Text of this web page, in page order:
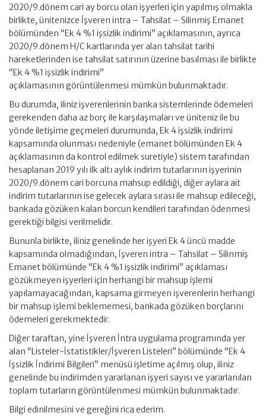
2020/9.dönem cari ay borcu olan işyerleri için yapılmış olmakla
birlikte, ünitenizce İşveren intra – Tahsilat – Silinmiş Emanet
bölümünden “Ek 4 %1 işsizlik indirimi” açıklamasının, ayrıca
2020/9.dönem H/C kartlarında yer alan tahsilat tarihi
hareketlerinden ise tahsilat satırının üzerine basılması ile birlikte
“Ek 4 %1 işsizlik indirimi”
açıklamasının görüntülenmesi mümkün bulunmaktadır.
Bu durumda, iliniz işverenlerinin banka sistemlerinde ödemeleri
gerekenden daha az borç ile karşılaşmaları ve üniteniz ile bu
yönde iletişime geçmeleri durumunda, Ek 4 işsizlik indirimi
kapsamında olunması nedeniyle (emanet bölümünden Ek 4
açıklamasının da kontrol edilmek suretiyle) sistem tarafından
hesaplanan 2019 yılı ilk altı aylık indirim tutarlarının işyerinin
2020/9.dönem cari borcuna mahsup edildiği, diğer aylara ait
indirim tutarlarının ise gelecek aylara sırası ile mahsup edileceği,
bankada gözüken kalan borcun kendileri tarafından ödenmesi
gerektiği bilgisi verilmelidir.
Bununla birlikte, iliniz genelinde her işyeri Ek 4 üncü madde
kapsamında olmadığından, İşveren intra – Tahsilat – Silinmiş
Emanet bölümünde “Ek 4 %1 işsizlik indirimi” açıklaması
gözükmeyen işyerleri için herhangi bir mahsup işlemi
yapılamayacağından, kapsama girmeyen işverenlerin herhangi
bir mahsup işlemi beklememesi, bankada gözüken borçlarını
ödemeleri gerekmektedir.
Diğer taraftan, yine İşveren İntra uygulama programında yer
alan “Listeler-İstatistikler/İşveren Listeleri” bölümünde “Ek 4
İşsizlik İndirimi Bilgileri” menüsü işletime açılmış olup, iliniz
genelinde bu indirimden yararlanan işyeri sayısı ve yararlanılan
toplam tutarların görüntülenmesi mümkün bulunmaktadır.
Bilgi edinilmesini ve gereğini rica ederim.